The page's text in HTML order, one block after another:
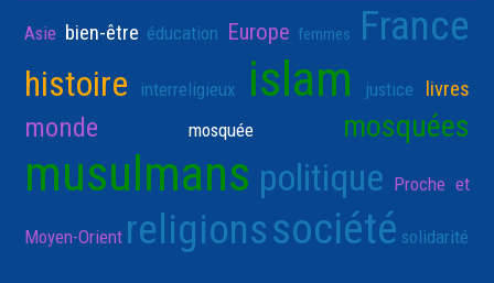
Asie bien-être éducation Europe femmes France
histoire interreligieux islam justice livres
monde mosquée mosquées
musulmans politique Proche et
Moyen-Orient religionssociété solidarité